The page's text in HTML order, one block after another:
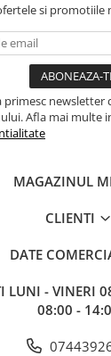
si promotiile
primesc newsletter
Afla mai multe
MAGAZINUL
CLIENTI
DATE
LUNI - VINERI
08:00 -